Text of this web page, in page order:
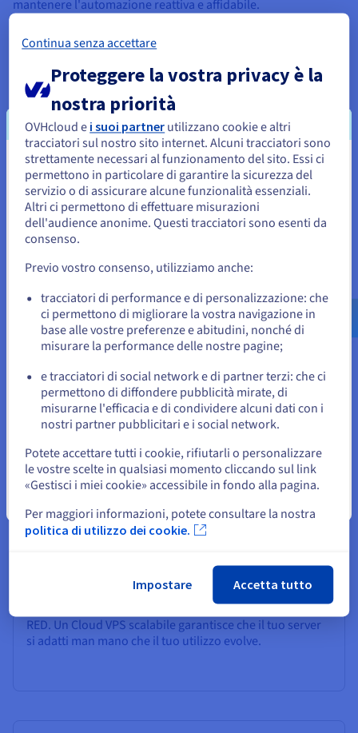
mantenere l'automazione reattiva e affidabile.
Disponibilità costante
Un VPS offre prestazioni costanti rispetto all'hardware locale.
Ospitando Node-RED sul tuo VPS, eviti interruzioni di
corrente, reti instabili e riavvii manuali. L'infrastruttura
focalizzata sull'uptime di OVHcloud garantisce che i tuoi flussi
rimangano online, mantenendo i tuoi utenti connessi. Questa
funzionalità, combinata con unDDoS Protected VPS, ti offre
un'opzione affidabile per automatizzare la produzione e
fornire servizi basati sul web.
Accesso remoto sicuro
Con un VPS, l'accesso remoto sicuro è integrato. Puoi
connetterti tramite SSH, gestire le impostazioni e installare
aggiornamenti in modo sicuro da qualsiasi luogo. Ospitare
Node-RED sul tuo VPS mantiene il tuo codice, i flussi e i dati
sotto il tuo controllo, piuttosto che esposti su piattaforme
condivise e aperte. Inoltre, il tuo server è protetto fin da
subito dalle funzionalità di sicurezza di OVHcloud e dalle
protezioni a livello di rete.
Perché scegliere OVHcloud per
l'hosting di Node-RED?
La tua infrastruttura dovrebbe crescere insieme ai tuoi
scalare CPU, RAM e storage senza dover rielaborare la
tua configurazione o ridistribuire i tuoi flussi. Questa
flessibilità è perfetta se inizi in piccolo e in seguito hai
bisogno di più potenza per casi d'uso avanzati di Node-
RED. Un Cloud VPS scalabile garantisce che il tuo server
si adatti man mano che il tuo utilizzo evolve.
Sembra che la tua localizzazione sia
Stati Uniti
Per effettuare un ordine da Stati Uniti, è necessario accedere al
sito web del Paese e creare un account.
Vai al sito Stati Uniti
us.ovhcloud.com/
Inglese USD - $
o
Resta sul sito web attuale
Seleziona un altro sito web
Continua senza accettare
Proteggere la vostra privacy è la
nostra priorità
OVHcloud e i suoi partner utilizzano cookie e altri
tracciatori sul nostro sito internet. Alcuni tracciatori sono
strettamente necessari al funzionamento del sito. Essi ci
permettono in particolare di garantire la sicurezza del
servizio o di assicurare alcune funzionalità essenziali.
Altri ci permettono di effettuare misurazioni
dell'audience anonime. Questi tracciatori sono esenti da
consenso.
Previo vostro consenso, utilizziamo anche:
tracciatori di performance e di personalizzazione: che
ci permettono di migliorare la vostra navigazione in
base alle vostre preferenze e abitudini, nonché di
misurare la performance delle nostre pagine;
e tracciatori di social network e di partner terzi: che ci
permettono di diffondere pubblicità mirate, di
misurarne l'efficacia e di condividere alcuni dati con i
nostri partner pubblicitari e i social network.
Potete accettare tutti i cookie, rifiutarli o personalizzare
le vostre scelte in qualsiasi momento cliccando sul link
«Gestisci i miei cookie» accessibile in fondo alla pagina.
Per maggiori informazioni, potete consultare la nostra
politica di utilizzo dei cookie.
Impostare Accetta tutto